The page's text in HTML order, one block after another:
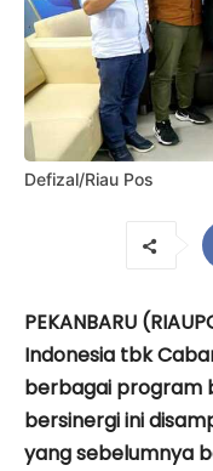
Defizal/Riau Pos
PEKANBARU
Indonesia tbk
berbagai program
bersinergi ini
yang sebelumnya